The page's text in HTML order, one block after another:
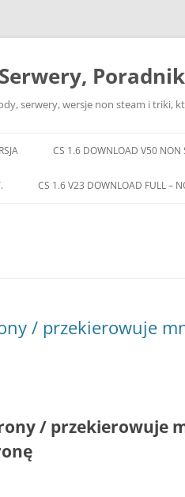
serwery, wersje non steam i triki,
CS 1.6 DOWNLOAD V50 NON
CS 1.6 V23 DOWNLOAD FULL –
/ przekierowuje
/ przekierowuje